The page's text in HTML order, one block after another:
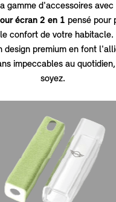
gamme d'accessoires avec
écran 2 en 1 pensé pour
confort de votre habitacle.
design premium en font
impeccables au
soyez.